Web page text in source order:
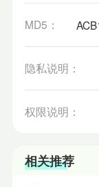
MD5：
隐私说明：
权限说明：
相关推荐